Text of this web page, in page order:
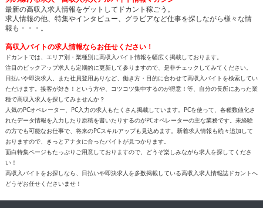
最新の高収入求人情報をゲットしてドカント稼ごう。
求人情報の他、特集やインタビュー、グラビアなど仕事を探しながら様々な情
報も・・・。
高収入バイトの求人情報ならお任せください！
ドカントでは、エリア別・業種別に高収入バイト情報を幅広く掲載しております。
注目のピックアップ求人も定期的に更新して参りますので、是非チェックしてみてください。
日払いや即決求人、また社員登用ありなど、働き方・目的に合わせて高収入バイトを検索してい
ただけます。接客が好き！という方や、コツコツ集中するのが得意！等、自分の長所にあった業
種で高収入求人を探してみませんか？
人気のPCオペレーター、PC入力の求人もたくさん掲載しています。PCを使って、各種数値化さ
れたデータ情報を入力したり原稿を書いたりするのがPCオペレーターの主な業務です。未経験
の方でも可能なお仕事で、将来のPCスキルアップも見込めます。新着求人情報も続々追加して
おりますので、きっとアナタに合ったバイトが見つかります。
面白特集ページもたっぷりご用意しておりますので、どうぞ楽しみながら求人を探してくださ
い！
高収入バイトをお探しなら、日払いや即決求人を多数掲載している高収入求人情報誌ドカントへ
どうぞお任せくださいませ！